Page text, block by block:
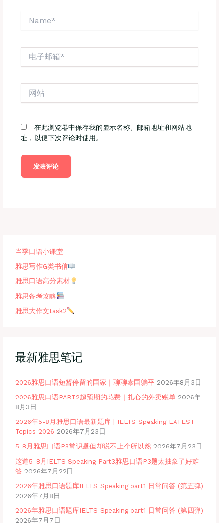
在此浏览器中保存我的显示名称、邮箱地址和网站地
址，以便下次评论时使用。
当季口语小课堂
雅思写作G类书信
雅思口语高分素材
雅思备考攻略
雅思大作文task2
最新雅思笔记
2026雅思口语短暂停留的国家｜聊聊泰国躺平 2026年8月3日
2026雅思口语PART2超预期的花费｜扎心的外卖账单 2026年
8月3日
2026年5-8月雅思口语最新题库 | IELTS Speaking LATEST
Topics 2026 2026年7月23日
5-8月雅思口语P3常识题但却说不上个所以然 2026年7月23日
这道5-8月IELTS Speaking Part3雅思口语P3题太抽象了好难
答 2026年7月22日
2026年雅思口语题库IELTS Speaking part1 日常问答 (第五弹)
2026年7月8日
2026年雅思口语题库IELTS Speaking part1 日常问答 (第四弹)
2026年7月7日